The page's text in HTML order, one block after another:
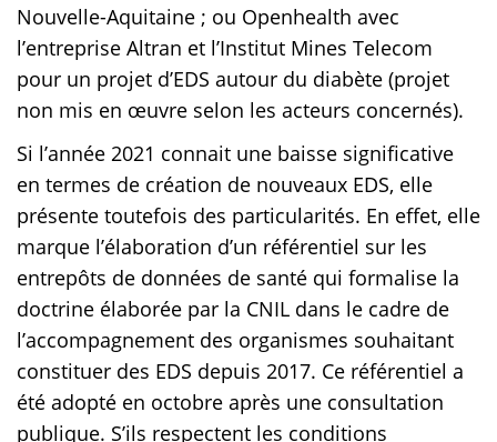
Nouvelle-Aquitaine ; ou Openhealth avec
l’entreprise Altran et l’Institut Mines Telecom
pour un projet d’EDS autour du diabète (projet
non mis en œuvre selon les acteurs concernés).
Si l’année 2021 connait une baisse significative
en termes de création de nouveaux EDS, elle
présente toutefois des particularités. En effet, elle
marque l’élaboration d’un référentiel sur les
entrepôts de données de santé qui formalise la
doctrine élaborée par la CNIL dans le cadre de
l’accompagnement des organismes souhaitant
constituer des EDS depuis 2017. Ce référentiel a
été adopté en octobre après une consultation
publique. S’ils respectent les conditions